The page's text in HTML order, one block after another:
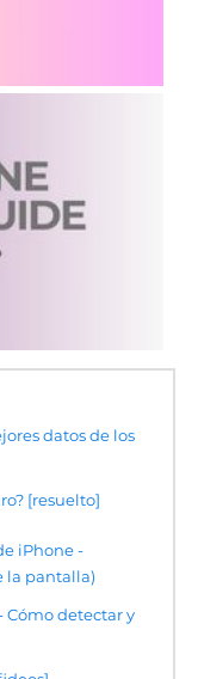
datos de los
[resuelto]
iPhone -
la pantalla)
Cómo detectar y